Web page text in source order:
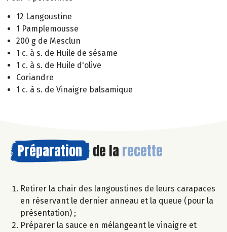
12 Langoustine
1 Pamplemousse
200 g de Mesclun
1 c. à s. de Huile de sésame
1 c. à s. de Huile d'olive
Coriandre
1 c. à s. de Vinaigre balsamique
Préparation de la recette
Retirer la chair des langoustines de leurs carapaces
en réservant le dernier anneau et la queue (pour la
présentation) ;
Préparer la sauce en mélangeant le vinaigre et